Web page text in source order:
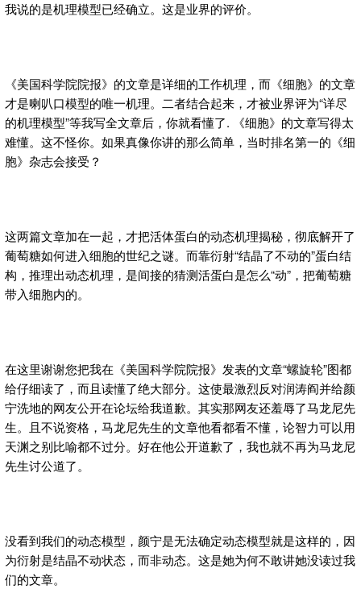
我说的是机理模型已经确立。这是业界的评价。
《美国科学院院报》的文章是详细的工作机理，而《细胞》的文章
才是喇叭口模型的唯一机理。二者结合起来，才被业界评为“详尽
的机理模型”等我写全文章后，你就看懂了. 《细胞》的文章写得太
难懂。这不怪你。如果真像你讲的那么简单，当时排名第一的《细
胞》杂志会接受？
这两篇文章加在一起，才把活体蛋白的动态机理揭秘，彻底解开了
葡萄糖如何进入细胞的世纪之谜。而靠衍射“结晶了不动的”蛋白结
构，推理出动态机理，是间接的猜测活蛋白是怎么“动”，把葡萄糖
带入细胞内的。
在这里谢谢您把我在《美国科学院院报》发表的文章“螺旋轮”图都
给仔细读了，而且读懂了绝大部分。这使最激烈反对润涛阎并给颜
宁洗地的网友公开在论坛给我道歉。其实那网友还羞辱了马龙尼先
生。且不说资格，马龙尼先生的文章他看都看不懂，论智力可以用
天渊之别比喻都不过分。好在他公开道歉了，我也就不再为马龙尼
先生讨公道了。
没看到我们的动态模型，颜宁是无法确定动态模型就是这样的，因
为衍射是结晶不动状态，而非动态。这是她为何不敢讲她没读过我
们的文章。